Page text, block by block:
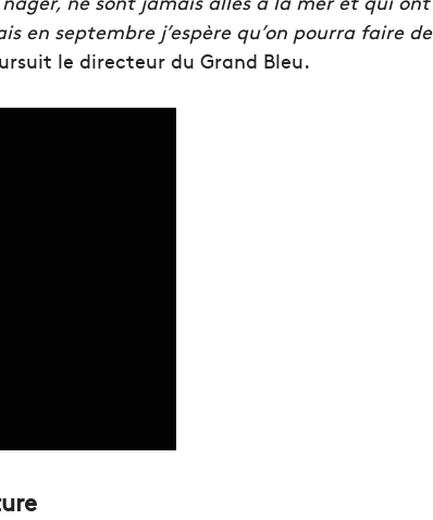
en septembre j’espère qu’on pourra faire de
le directeur du Grand Bleu.